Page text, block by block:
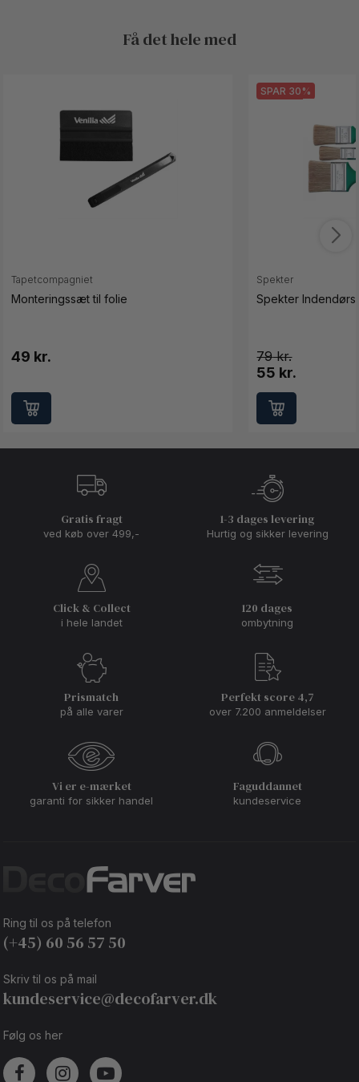
Få det hele med
Tapetcompagniet
Monteringssæt til folie
49 kr.
SPAR 30%
Spekter
Spekter
79
55 kr.
Gratis fragt
ved køb over 499,-
1-3 dages levering
Hurtig og sikker levering
Click & Collect
i hele landet
120 dages
ombytning
Prismatch
på alle varer
Perfekt score 4,7
over 7.200 anmeldelser
Vi er e-mærket
garanti for sikker handel
Faguddannet
kundeservice
Ring til os på telefon
(+45) 60 56 57 50
Skriv til os på mail
kundeservice@decofarver.dk
Følg os her